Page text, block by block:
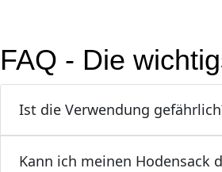
FAQ - Die
Ist die Verwendung
Kann ich meinen Hodensack